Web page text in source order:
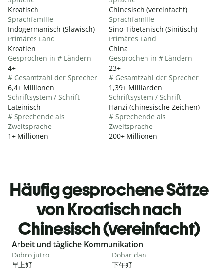
Kroatisch
Sprachfamilie
Indogermanisch (Slawisch)
Primäres Land
Kroatien
Gesprochen in # Ländern
4+
# Gesamtzahl der Sprecher
6,4+ Millionen
Schriftsystem / Schrift
Lateinisch
# Sprechende als
Zweitsprache
1+ Millionen
Chinesisch (vereinfacht)
Sprachfamilie
Sino-Tibetanisch (Sinitisch)
Primäres Land
China
Gesprochen in # Ländern
23+
# Gesamtzahl der Sprecher
1,39+ Milliarden
Schriftsystem / Schrift
Hanzi (chinesische Zeichen)
# Sprechende als
Zweitsprache
200+ Millionen
Häufig gesprochene Sätze
von Kroatisch nach
Chinesisch (vereinfacht)
Slide 1 of 6
Arbeit und tägliche Kommunikation
Dobro jutro
早上好
Dobar dan
下午好